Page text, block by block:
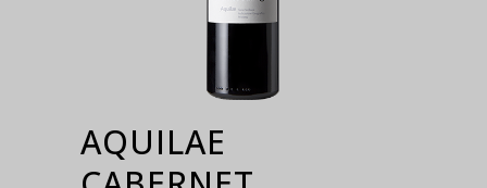
AQUILAE